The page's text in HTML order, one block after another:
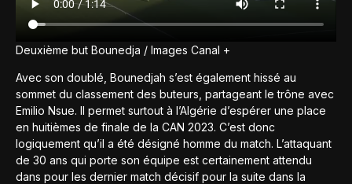
Deuxième but Bounedja / Images Canal +
Avec son doublé, Bounedjah s’est également hissé au
sommet du classement des buteurs, partageant le trône avec
Emilio Nsue. Il permet surtout à l’Algérie d’espérer une place
en huitièmes de finale de la CAN 2023. C’est donc
logiquement qu’il a été désigné homme du match. L’attaquant
de 30 ans qui porte son équipe est certainement attendu
dans pour les dernier match décisif pour la suite dans la